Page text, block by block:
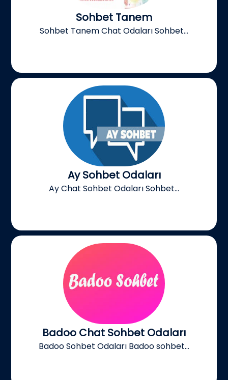
Sohbet Tanem
Sohbet Tanem Chat Odaları Sohbet...
Ay Sohbet Odaları
Ay Chat Sohbet Odaları Sohbet...
Badoo Chat Sohbet Odaları
Badoo Sohbet Odaları Badoo sohbet...